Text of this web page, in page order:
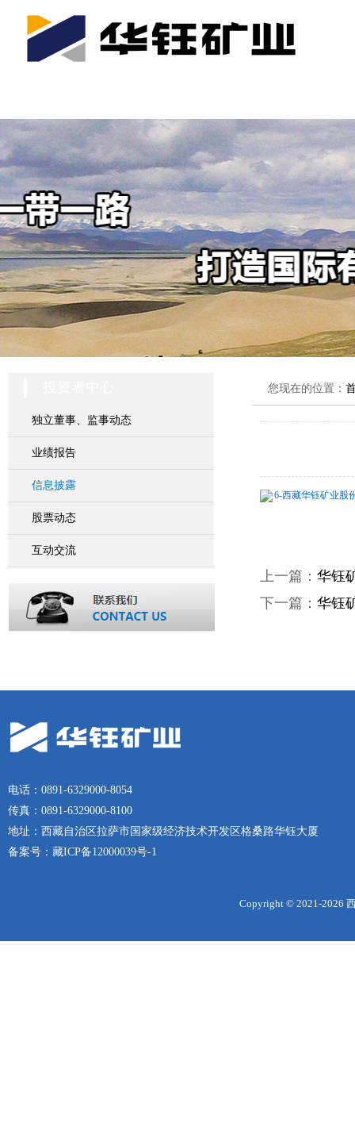
独立董事、监事动态
业绩报告
信息披露
股票动态
互动交流
您现在的位置：
6-西藏华钰矿业股
上一篇： 华钰
下一篇： 华钰
电话：0891-6329000-8054
传真：0891-6329000-8100
地址：西藏自治区拉萨市国家级经济技术开发区格桑路华钰大厦
备案号： 藏ICP备12000039号-1
Copyright © 2021-2026